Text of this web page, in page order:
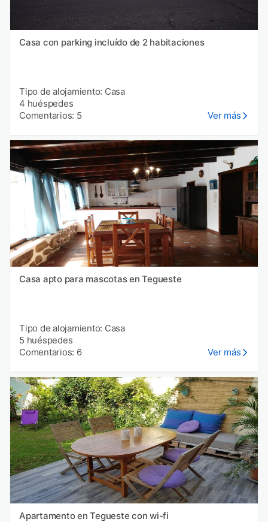
Casa con parking incluído de 2 habitaciones
Tipo de alojamiento: Casa
4 huéspedes
Comentarios: 5
Ver más
Casa apto para mascotas en Tegueste
Tipo de alojamiento: Casa
5 huéspedes
Comentarios: 6
Ver más
Apartamento en Tegueste con wi-fi